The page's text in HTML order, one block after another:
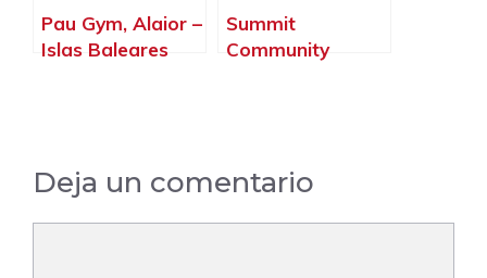
Pau Gym, Alaior –
Islas Baleares
Summit
Community
Deja un comentario